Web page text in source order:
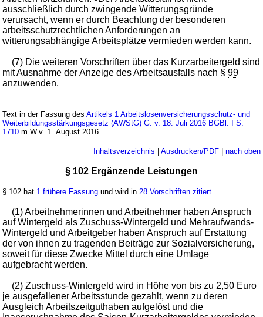
ausschließlich durch zwingende Witterungsgründe
verursacht, wenn er durch Beachtung der besonderen
arbeitsschutzrechtlichen Anforderungen an
witterungsabhängige Arbeitsplätze vermieden werden kann.
(7) Die weiteren Vorschriften über das Kurzarbeitergeld sind
mit Ausnahme der Anzeige des Arbeitsausfalls nach §99
anzuwenden.
Text in der Fassung desArtikels 1 Arbeitslosenversicherungsschutz- und
Weiterbildungsstärkungsgesetz (AWStG) G. v. 18. Juli 2016 BGBl. I S.
1710 m.W.v. 1. August 2016
Inhaltsverzeichnis Ausdrucken/PDF| nach oben
§ 102 Ergänzende Leistungen
§ 102 hat 1 frühere Fassung und wird in 28 Vorschriften zitiert
(1) Arbeitnehmerinnen und Arbeitnehmer haben Anspruch
auf Wintergeld als Zuschuss-Wintergeld und Mehraufwands-
Wintergeld und Arbeitgeber haben Anspruch auf Erstattung
der von ihnen zu tragenden Beiträge zur Sozialversicherung,
soweit für diese Zwecke Mittel durch eine Umlage
aufgebracht werden.
(2) Zuschuss-Wintergeld wird in Höhe von bis zu 2,50 Euro
je ausgefallener Arbeitsstunde gezahlt, wenn zu deren
Ausgleich Arbeitszeitguthaben aufgelöst und die